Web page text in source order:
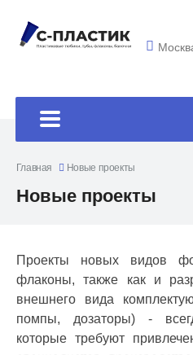
Главная Новые проекты
Новые проекты
Проекты новых видов
флаконы, также как и
внешнего вида
помпы, дозаторы) -
которые требуют